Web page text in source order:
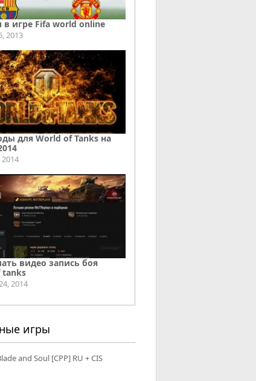
игре Fifa world online
2013
для World of Tanks на
видео запись боя
tanks
2014
игры